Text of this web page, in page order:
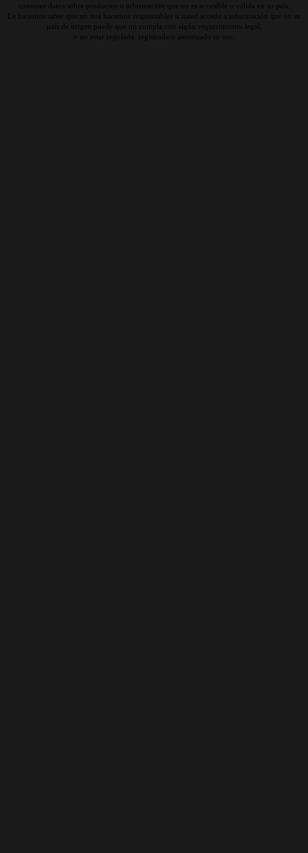
contener datos sobre productos o información que no es accesible o válida en su país.
Le hacemos saber que no nos hacemos responsables si usted accede a información que en su
país de origen puede que no cumpla con algún requerimiento legal,
o no estar regulada, registrada o autorizado su uso.